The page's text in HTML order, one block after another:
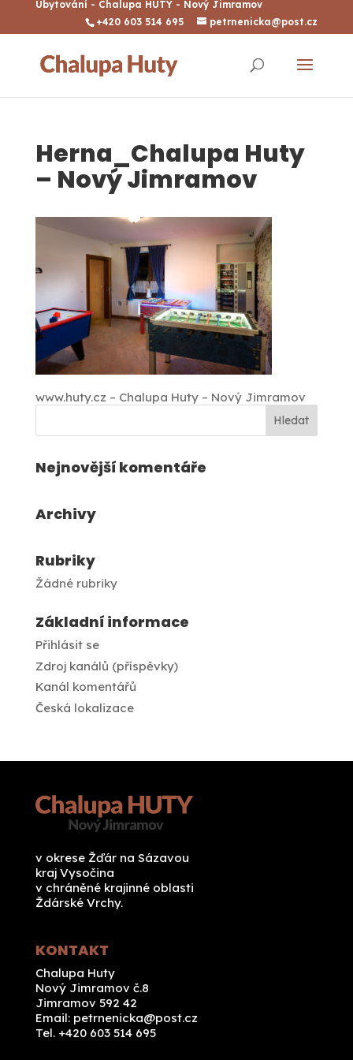
Ubytování - Chalupa HUTY - Nový Jimramov
+420 603 514 695
petrnenicka@post.cz
Herna_Chalupa Huty
– Nový Jimramov
www.huty.cz – Chalupa Huty – Nový Jimramov
Nejnovější komentáře
Archivy
Rubriky
Žádné rubriky
Základní informace
Přihlásit se
Zdroj kanálů (příspěvky)
Kanál komentářů
Česká lokalizace
v okrese Žďár na Sázavou
kraj Vysočina
v chráněné krajinné oblasti
Ždárské Vrchy.
KONTAKT
Chalupa Huty
Nový Jimramov č.8
Jimramov 592 42
Email: petrnenicka@post.cz
Tel. +420 603 514 695